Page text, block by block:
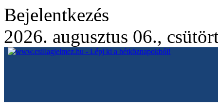
Bejelentkezés
2026. augusztus 06.,